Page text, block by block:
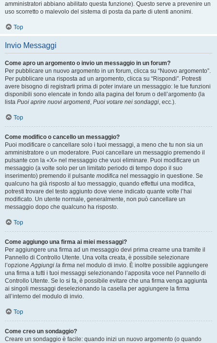
amministratori abbiano abilitato questa funzione). Questo serve a prevenire un
uso scorretto o malevolo del sistema di posta da parte di utenti anonimi.
Top
Invio Messaggi
Come apro un argomento o invio un messaggio in un forum?
Per pubblicare un nuovo argomento in un forum, clicca su “Nuovo argomento”.
Per pubblicare una risposta ad un argomento, clicca su “Rispondi”. Potresti
avere bisogno di registrarti prima di poter inviare un messaggio: le tue funzioni
disponibili sono elencate in fondo alla pagina del forum o dell’argomento (la
lista Puoi aprire nuovi argomenti, Puoi votare nei sondaggi, ecc.).
Top
Come modifico o cancello un messaggio?
Puoi modificare o cancellare solo i tuoi messaggi, a meno che tu non sia un
amministratore o un moderatore. Puoi cancellare un messaggio premendo il
pulsante con la «X» nel messaggio che vuoi eliminare. Puoi modificare un
messaggio (a volte solo per un limitato periodo di tempo dopo il suo
inserimento) premendo il pulsante modifica nel messaggio in questione. Se
qualcuno ha già risposto al tuo messaggio, quando effettui una modifica,
potresti trovare del testo aggiunto dove viene indicato quante volte l’hai
modificato. Un utente normale, generalmente, non può cancellare un
messaggio dopo che qualcuno ha risposto.
Top
Come aggiungo una firma ai miei messaggi?
Per aggiungere una firma ad un messaggio devi prima crearne una tramite il
Pannello di Controllo Utente. Una volta creata, è possibile selezionare
l’opzioneAggiungi la firma nel modulo di invio. È inoltre possibile aggiungere
una firma a tutti i tuoi messaggi selezionando l’apposita voce nel Pannello di
Controllo Utente. Se lo si fa, è possibile evitare che una firma venga aggiunta
ai singoli messaggi deselezionando la casella per aggiungere la firma
all’interno del modulo di invio.
Top
Come creo un sondaggio?
Creare un sondaggio è facile: quando inizi un nuovo argomento (o quando